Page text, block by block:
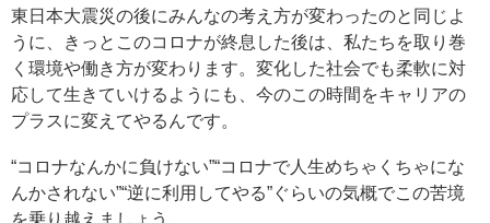
東日本大震災の後にみんなの考え方が変わったのと同じよ
うに、きっとこのコロナが終息した後は、私たちを取り巻
く環境や働き方が変わります。変化した社会でも柔軟に対
応して生きていけるようにも、今のこの時間をキャリアの
プラスに変えてやるんです。
“コロナなんかに負けない”“コロナで人生めちゃくちゃにな
んかされない”“逆に利用してやる”ぐらいの気概でこの苦境